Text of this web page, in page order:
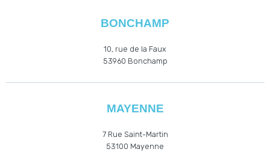
BONCHAMP
10, rue de la Faux
53960 Bonchamp
MAYENNE
7 Rue Saint-Martin
53100 Mayenne